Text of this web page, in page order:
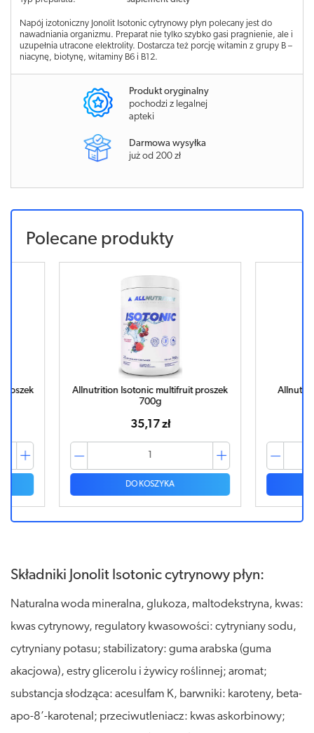
Napój izotoniczny Jonolit Isotonic cytrynowy płyn polecany jest do
nawadniania organizmu. Preparat nie tylko szybko gasi pragnienie, ale i
uzupełnia utracone elektrolity. Dostarcza też porcję witamin z grupy B –
niacynę, biotynę, witaminy B6 i B12.
Produkt oryginalny
pochodzi z legalnej
apteki
Darmowa wysyłka
już od 200 zł
Polecane produkty
Allnutrition Isotonic multifruit proszek
700g
35,17 zł
DO KOSZYKA
Składniki Jonolit Isotonic cytrynowy płyn:
Naturalna woda mineralna, glukoza, maltodekstryna, kwas:
kwas cytrynowy, regulatory kwasowości: cytryniany sodu,
cytryniany potasu; stabilizatory: guma arabska (guma
akacjowa), estry glicerolu i żywicy roślinnej; aromat;
substancja słodząca: acesulfam K, barwniki: karoteny, beta-
apo-8’-karotenal; przeciwutleniacz: kwas askorbinowy;